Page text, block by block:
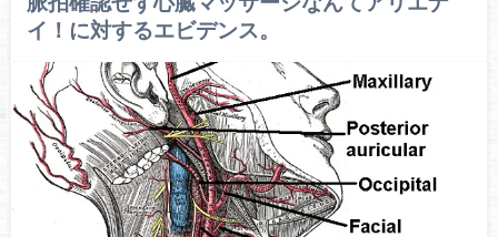
イ！に対するエビデンス。